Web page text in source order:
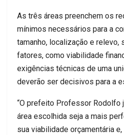
As três áreas preenchem os
mínimos necessários para a
tamanho, localização e relevo,
fatores, como viabilidade
exigências técnicas de uma
deverão ser decisivos para a
“O prefeito Professor Rodolfo
área escolhida seja a mais
sua viabilidade orçamentária